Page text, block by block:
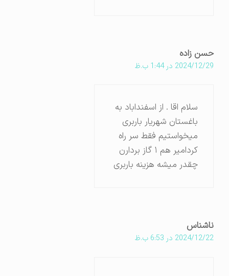
حسن زاده
2024/12/29 در 1:44 ب.ظ
سلام اقا . از اسفنداباد به
باغستان شهریار باربری
میخواستیم فقط سر راه
کردامیر هم ۱ گاز بردارن
چقدر میشه هزینه باربری
ناشناس
2024/12/22 در 6:53 ب.ظ